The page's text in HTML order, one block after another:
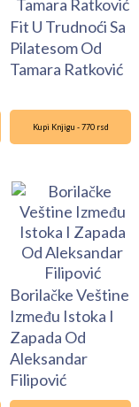
Fit U Trudnoći Sa
Pilatesom Od
Tamara Ratković
Kupi Knjigu - 770 rsd
Borilačke Veštine
Između Istoka I
Zapada Od
Aleksandar
Filipović